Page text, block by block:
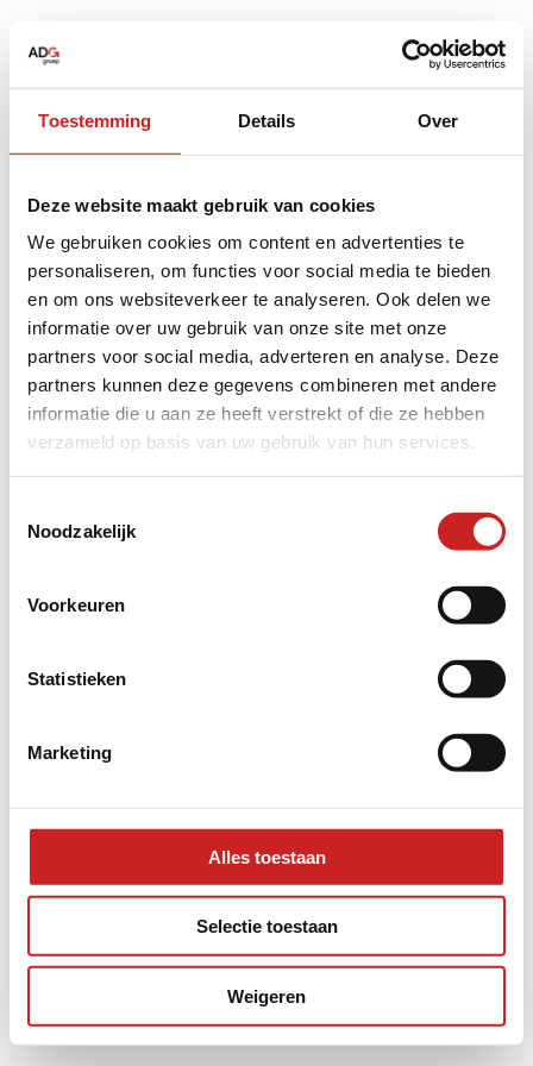
Toestemming Details Over
Deze website maakt gebruik van cookies
We gebruiken cookies om content en advertenties te
personaliseren, om functies voor social media te bieden
en om ons websiteverkeer te analyseren. Ook delen we
informatie over uw gebruik van onze site met onze
partners voor social media, adverteren en analyse. Deze
partners kunnen deze gegevens combineren met andere
informatie die u aan ze heeft verstrekt of die ze hebben
verzameld op basis van uw gebruik van hun services.
Noodzakelijk
Voorkeuren
Statistieken
Marketing
Alles toestaan
Selectie toestaan
Weigeren
loadingwww.adggroep.nl
for more